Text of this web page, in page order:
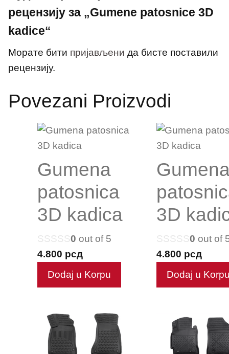
рецензију за „Gumene patosnice 3D
kadice“
Морате бити пријављени да бисте поставили
рецензију.
Povezani Proizvodi
Gumena
patosnica
3D kadica
0 out of 5
4.800 рсд
Dodaj u Korpu
3D
0 out of
4.800 рсд
Dodaj u